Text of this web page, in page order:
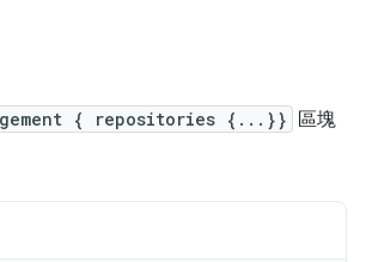
{ repositories {...}} 區塊